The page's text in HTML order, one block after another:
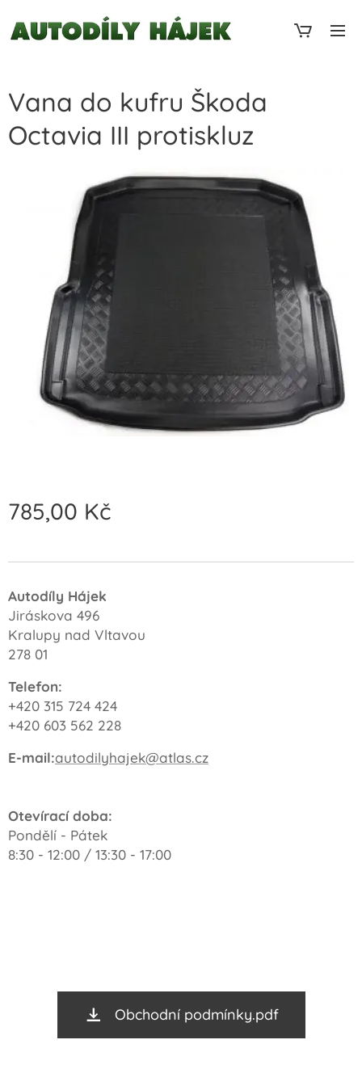
Vana do kufru Škoda
Octavia III protiskluz
785,00 Kč
Autodíly Hájek
Jiráskova 496
Kralupy nad Vltavou
278 01
Telefon:
+420 315 724 424
+420 603 562 228
E-mail:autodilyhajek@atlas.cz
Otevírací doba:
Pondělí - Pátek
8:30 - 12:00 / 13:30 - 17:00
Obchodní podmínky.pdf